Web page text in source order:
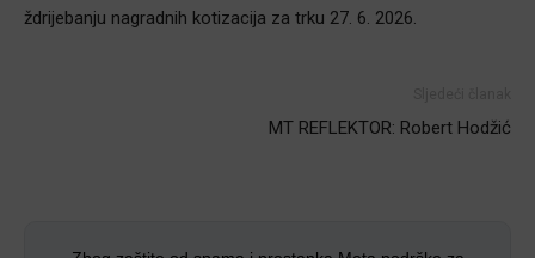
ždrijebanju nagradnih kotizacija za trku 27. 6. 2026.
MT REFLEKTOR: Robert Hodžić